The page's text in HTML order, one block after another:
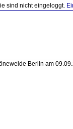
sind nicht eingeloggt.
Berlin am